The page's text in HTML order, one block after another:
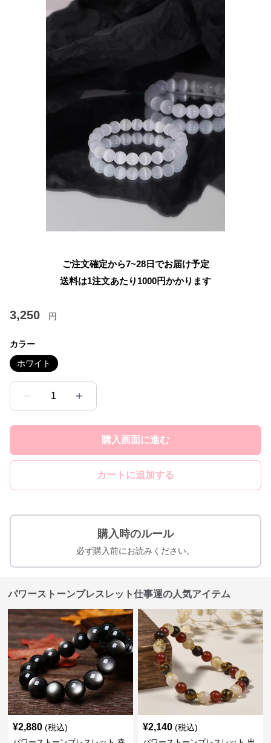
ご注文確定から7~28日でお届け予定
送料は1注文あたり 1000円かかります
3,250 円
カラー
ホワイト
1
購入画面に進む
カートに追加する
購入時のルール
必ず購入前にお読みください。
パワーストーンブレスレット仕事運の人気アイテム
¥2,880 (税込) ¥2,140 (税込)